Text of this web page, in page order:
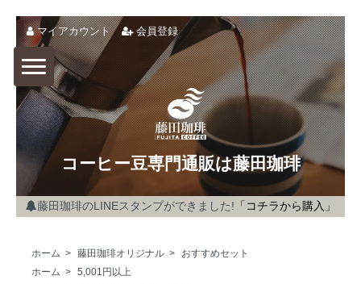
マイアカウント 会員登録
コーヒー豆専門通販は藤田珈琲
藤田珈琲のLINEスタンプができました! 「コチラから購入」
ホーム > 藤田珈琲オリジナル >
おすすめセット
ホーム > 5,001円以上